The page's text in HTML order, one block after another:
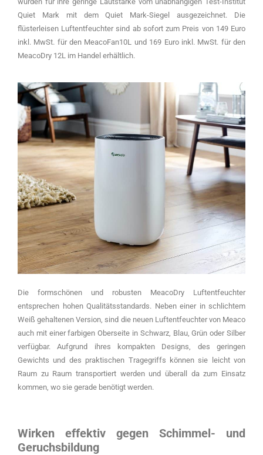
Quiet Mark mit dem Quiet Mark-Siegel ausgezeichnet. Die
flüsterleisen Luftentfeuchter sind ab sofort zum Preis von 149 Euro
inkl. MwSt. für den MeacoFan10L und 169 Euro inkl. MwSt. für den
MeacoDry 12L im Handel erhältlich.
Die formschönen und robusten MeacoDry Luftentfeuchter
entsprechen hohen Qualitätsstandards. Neben einer in schlichtem
Weiß gehaltenen Version, sind die neuen Luftentfeuchter von Meaco
auch mit einer farbigen Oberseite in Schwarz, Blau, Grün oder Silber
verfügbar. Aufgrund ihres kompakten Designs, des geringen
Gewichts und des praktischen Tragegriffs können sie leicht von
Raum zu Raum transportiert werden und überall da zum Einsatz
kommen, wo sie gerade benötigt werden.
Wirken effektiv gegen Schimmel- und
Geruchsbildung